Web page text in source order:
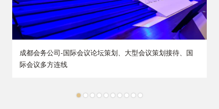
成都会务公司-国际会议论坛策划、大型会议策划接待、国
际会议多方连线
5 6 7 8 9 10